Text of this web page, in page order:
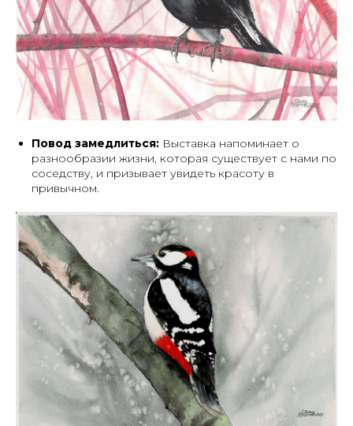
Повод замедлиться: Выставка напоминает о
разнообразии жизни, которая существует с нами по
соседству, и призывает увидеть красоту в
привычном.